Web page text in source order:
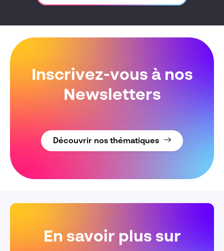
Inscrivez-vous à nos
Newsletters
Découvrir nos thématiques
En savoir plus sur